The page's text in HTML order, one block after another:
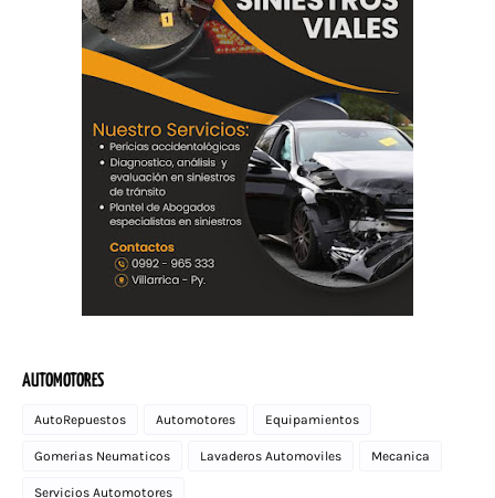
AUTOMOTORES
AutoRepuestos Automotores Equipamientos
Gomerias Neumaticos Lavaderos Automoviles Mecanica
Servicios Automotores